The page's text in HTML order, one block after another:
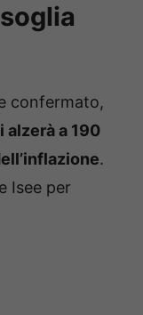
confermato,
alzerà a 190
.
Isee per